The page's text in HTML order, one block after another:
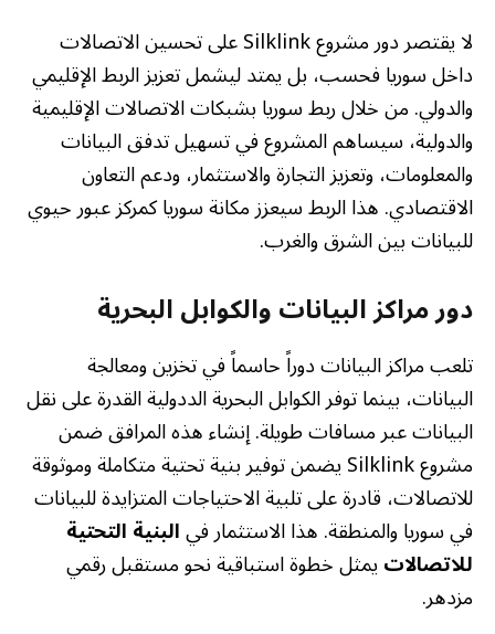
لا يقتصر دور مشروع Silklink على تحسين الاتصالات
داخل سوريا فحسب، بل يمتد ليشمل تعزيز الربط الإقليمي
والدولي. من خلال ربط سوريا بشبكات الاتصالات الإقليمية
والدولية، سيساهم المشروع في تسهيل تدفق البيانات
والمعلومات، وتعزيز التجارة والاستثمار، ودعم التعاون
الاقتصادي. هذا الربط سيعزز مكانة سوريا كمركز عبور حيوي
للبيانات بين الشرق والغرب.
دور مراكز البيانات والكوابل البحرية
تلعب مراكز البيانات دوراً حاسماً في تخزين ومعالجة
البيانات، بينما توفر الكوابل البحرية الددولية القدرة على نقل
البيانات عبر مسافات طويلة. إنشاء هذه المرافق ضمن
مشروع Silklink يضمن توفير بنية تحتية متكاملة وموثوقة
للاتصالات، قادرة على تلبية الاحتياجات المتزايدة للبيانات
في سوريا والمنطقة. هذا الاستثمار فيالبنية التحتية
للاتصالاتيمثل خطوة استباقية نحو مستقبل رقمي
مزدهر.